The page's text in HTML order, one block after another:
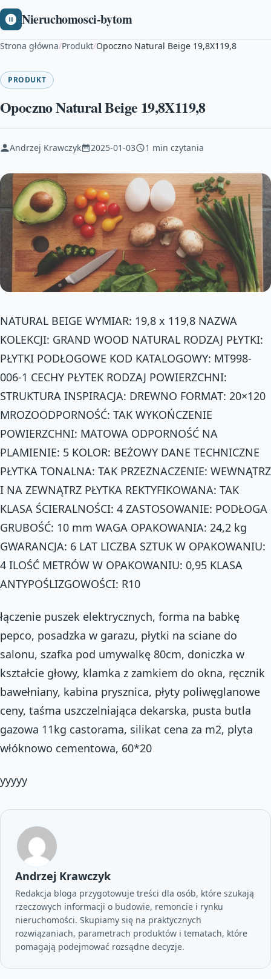
Nieruchomosci-bytom
Strona główna/Produkt/Opoczno Natural Beige 19,8X119,8
PRODUKT
Opoczno Natural Beige 19,8X119,8
Andrzej Krawczyk 2025-01-03 1 min czytania
NATURAL BEIGE WYMIAR: 19,8 x 119,8 NAZWA
KOLEKCJI: GRAND WOOD NATURAL RODZAJ PŁYTKI:
PŁYTKI PODŁOGOWE KOD KATALOGOWY: MT998-
006-1 CECHY PŁYTEK RODZAJ POWIERZCHNI:
STRUKTURA INSPIRACJA: DREWNO FORMAT: 20×120
MROZOODPORNOŚĆ: TAK WYKOŃCZENIE
POWIERZCHNI: MATOWA ODPORNOŚĆ NA
PLAMIENIE: 5 KOLOR: BEŻOWY DANE TECHNICZNE
PŁYTKA TONALNA: TAK PRZEZNACZENIE: WEWNĄTRZ
I NA ZEWNĄTRZ PŁYTKA REKTYFIKOWANA: TAK
KLASA ŚCIERALNOŚCI: 4 ZASTOSOWANIE: PODŁOGA
GRUBOŚĆ: 10 mm WAGA OPAKOWANIA: 24,2 kg
GWARANCJA: 6 LAT LICZBA SZTUK W OPAKOWANIU:
4 ILOŚĆ METRÓW W OPAKOWANIU: 0,95 KLASA
ANTYPOŚLIZGOWOŚCI: R10
łączenie puszek elektrycznych, forma na babkę
pepco, posadzka w garazu, płytki na sciane do
salonu, szafka pod umywalkę 80cm, doniczka w
kształcie głowy, klamka z zamkiem do okna, ręcznik
bawełniany, kabina prysznica, płyty poliwęglanowe
ceny, taśma uszczelniająca dekarska, pusta butla
gazowa 11kg castorama, silikat cena za m2, plyta
włóknowo cementowa, 60*20
yyyyy
Andrzej Krawczyk
Redakcja bloga przygotowuje treści dla osób, które szukają
rzeczowych informacji o budowie, remoncie i rynku
nieruchomości. Skupiamy się na praktycznych
rozwiązaniach, parametrach produktów i tematach, które
pomagają podejmować rozsądne decyzje.